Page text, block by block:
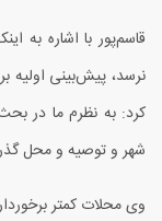
قاسم‌پور با اشاره به
نرسد، پیش‌بینی
کرد: به نظرم ما در
شهر و توصیه و محل گذر
وی محلات کمتر